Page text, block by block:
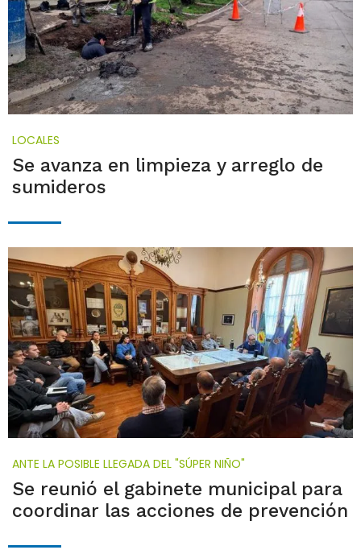
LOCALES
Se avanza en limpieza y arreglo de
sumideros
ANTE LA POSIBLE LLEGADA DEL "SÚPER NIÑO"
Se reunió el gabinete municipal para
coordinar las acciones de prevención